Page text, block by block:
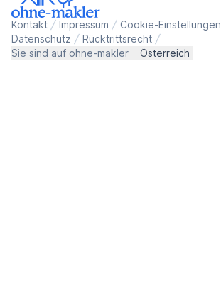
Kontakt Impressum Cookie-Einstellungen
Datenschutz
Rücktrittsrecht
Sie sind auf ohne-makler
Österreich